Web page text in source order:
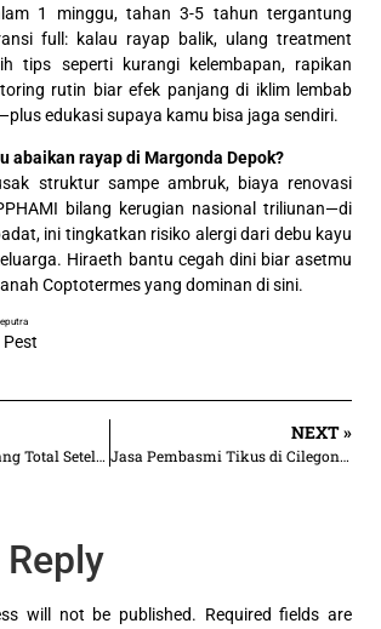
1 minggu, tahan 3-5 tahun tergantung
full: kalau rayap balik, ulang treatment
tips seperti kurangi kelembapan, rapikan
rutin biar efek panjang di iklim lembab
edukasi supaya kamu bisa jaga sendiri.
abaikan rayap di Margonda Depok?
struktur sampe ambruk, biaya renovasi
bilang kerugian nasional triliunan—di
ini tingkatkan risiko alergi dari debu kayu
Hiraeth bantu cegah dini biar asetmu
Coptotermes yang dominan di sini.
Apakah Rayap Hilang Total Setelah Treatment Jasa Anti Rayap?
NEXT »
Jasa Pembasmi Tikus di Cilegon | Mulai 3.500/an m²
will not be published. Required fields are